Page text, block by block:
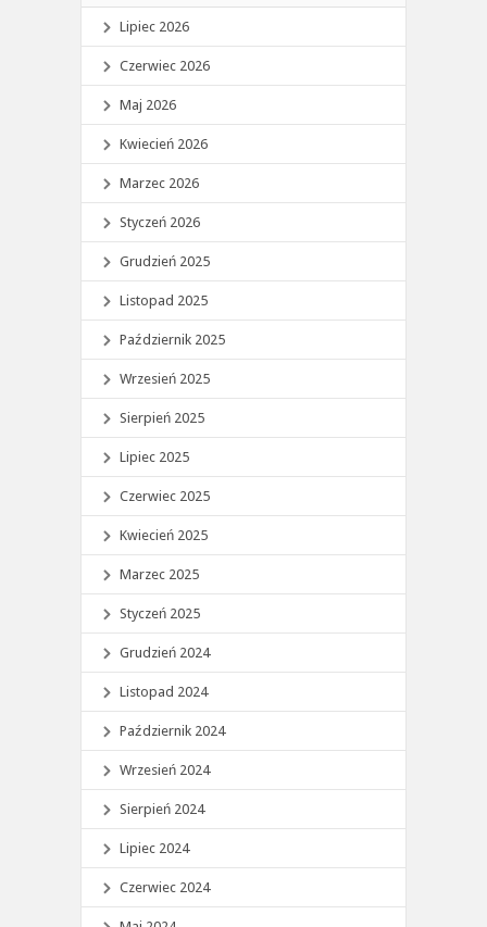
Lipiec 2026
Czerwiec 2026
Maj 2026
Kwiecień 2026
Marzec 2026
Styczeń 2026
Grudzień 2025
Listopad 2025
Październik 2025
Wrzesień 2025
Sierpień 2025
Lipiec 2025
Czerwiec 2025
Kwiecień 2025
Marzec 2025
Styczeń 2025
Grudzień 2024
Listopad 2024
Październik 2024
Wrzesień 2024
Sierpień 2024
Lipiec 2024
Czerwiec 2024